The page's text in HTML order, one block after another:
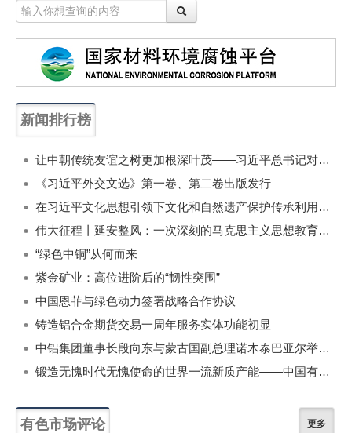
新闻排行榜
让中朝传统友谊之树更加根深叶茂——习近平总书记对朝鲜进行国事访问纪实
《习近平外交文选》第一卷、第二卷出版发行
在习近平文化思想引领下文化和自然遗产保护传承利用工作开创新局面
伟大征程丨延安整风：一次深刻的马克思主义思想教育运动
“绿色中铜”从何而来
紫金矿业：高位进阶后的“韧性突围”
中国恩菲与绿色动力签署战略合作协议
铸造铝合金期货交易一周年服务实体功能初显
中铝集团董事长段向东与蒙古国副总理诺木泰巴亚尔举行会谈
锻造无愧时代无愧使命的世界一流新质产能——中国有色金属工业的战略应对与破局之道（二）
有色市场评论 更多